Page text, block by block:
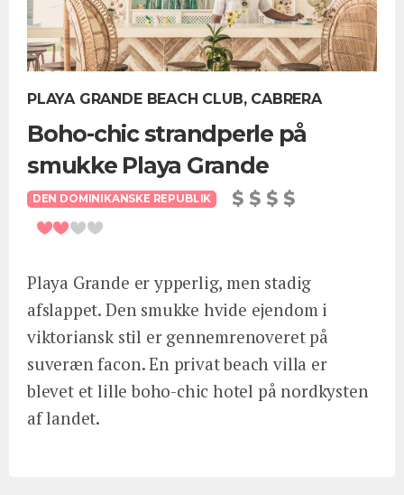
PLAYA GRANDE BEACH CLUB, CABRERA
Boho-chic strandperle på
smukke Playa Grande
DEN DOMINIKANSKE REPUBLIK
Playa Grande er ypperlig, men stadig
afslappet. Den smukke hvide ejendom i
viktoriansk stil er gennemrenoveret på
suveræn facon. En privat beach villa er
blevet et lille boho-chic hotel på nordkysten
af landet.